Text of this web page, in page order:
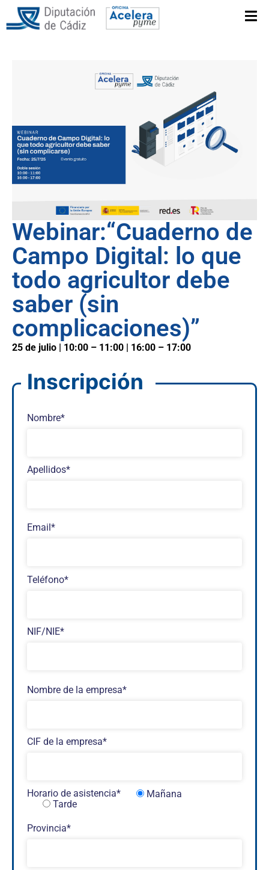
Webinar:“Cuaderno de
Campo Digital: lo que
todo agricultor debe
saber (sin
complicaciones)”
25 de julio | 10:00 – 11:00 | 16:00 – 17:00
Inscripción
Nombre*
Apellidos*
Email*
Teléfono*
NIF/NIE*
Nombre de la empresa*
CIF de la empresa*
Horario de asistencia*
Mañana
Tarde
Provincia*